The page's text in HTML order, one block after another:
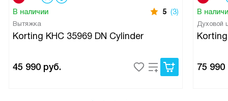
В наличии 5 (3)
Вытяжка
Korting KHC 35969 DN Cylinder
45 990 руб.
В
Духовой
75 990